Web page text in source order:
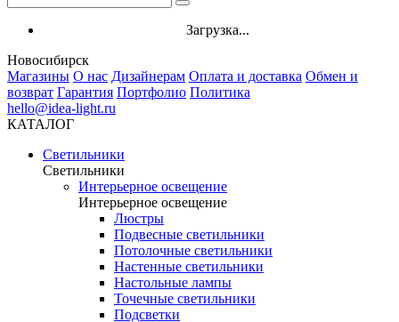
Загрузка...
Новосибирск
Магазины О нас Дизайнерам Оплата и доставка Обмен и
возврат Гарантия Портфолио Политика
hello@idea-light.ru
КАТАЛОГ
Светильники
Светильники
Интерьерное освещение
Интерьерное освещение
Люстры
Подвесные светильники
Потолочные светильники
Настенные светильники
Настольные лампы
Точечные светильники
Подсветки